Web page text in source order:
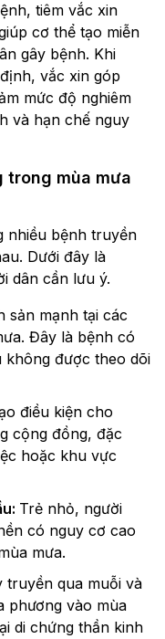
tiêm vắc xin
cơ thể tạo miễn
gây bệnh. Khi
vắc xin góp
mức độ nghiêm
và hạn chế nguy
trong mùa mưa
nhiều bệnh truyền
Dưới đây là
dân cần lưu ý.
sản mạnh tại các
Đây là bệnh có
không được theo dõi
điều kiện cho
cộng đồng, đặc
hoặc khu vực
Trẻ nhỏ, người
có nguy cơ cao
mưa.
truyền qua muỗi và
phương vào mùa
di chứng thần kinh